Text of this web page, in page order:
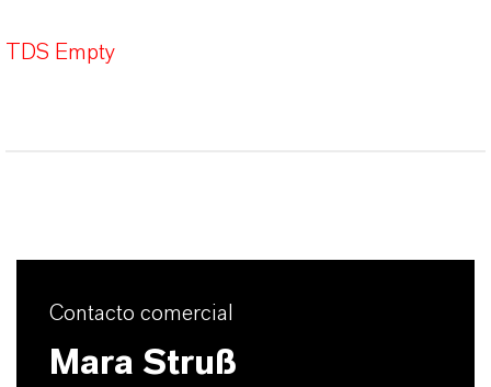
TDS Empty
Contacto comercial
Mara Struß